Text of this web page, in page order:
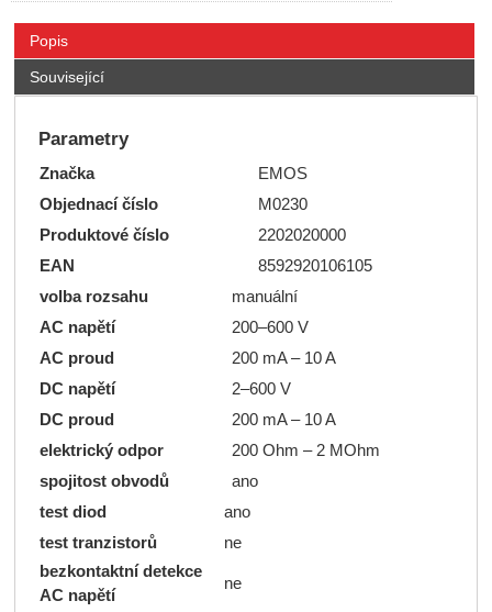
Popis
Související
Parametry
Značka
EMOS
Objednací číslo
M0230
Produktové číslo
2202020000
EAN
8592920106105
volba rozsahu
manuální
AC napětí
200–600 V
AC proud
200 mA – 10 A
DC napětí
2–600 V
DC proud
200 mA – 10 A
elektrický odpor
200 Ohm – 2 MOhm
spojitost obvodů
ano
test diod
ano
test tranzistorů
ne
bezkontaktní detekce
AC napětí
ne